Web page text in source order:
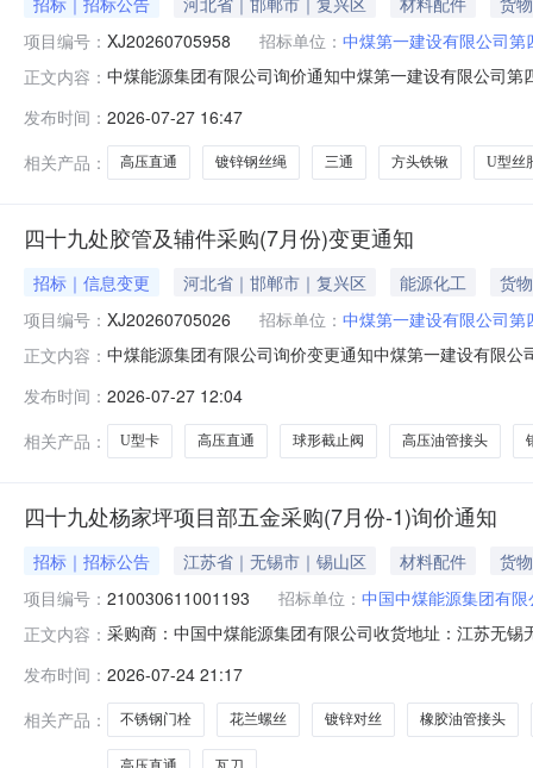
项目编号： XJ20260705958 招标单位： 中煤第一建设有限公司第
正文内容： 中煤能源集团有限公司询价通知中煤第一建设有限公司
价业务的报价单位，请登录中煤供应链系统（http://
发布时间： 2026-07-27 16:47
相关产品：
高压直通 镀锌钢丝绳 三通 方头铁锹 U型丝
四十九处胶管及辅件采购(7月份)变更通知
招标｜信息变更 河北省｜邯郸市｜复兴区 能源化工
货物
项目编号： XJ20260705026 招标单位： 中煤第一建设有限公司第
正文内容： 中煤能源集团有限公司询价变更通知中煤第一建设有限
务的报价单位，请登录中煤供应链系统（http://
发布时间： 2026-07-27 12:04
相关产品：
U型卡 高压直通 球形截止阀 高压油管接头
四十九处杨家坪项目部五金采购(7月份-1)询价通知
招标｜招标公告 江苏省｜无锡市｜锡山区 材料配件
货物
项目编号： 210030611001193 招标单位： 中国中煤能源集团有限
正文内容： 采购商：中国中煤能源集团有限公司收货地址：江苏无
号物料编码物料名称品牌型号采购量是否送样对供应商
发布时间： 2026-07-24 21:17
相关产品：
不锈钢门栓 花兰螺丝 镀锌对丝 橡胶油管接头